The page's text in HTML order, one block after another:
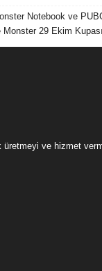
Notebook ve
Monster 29 Ekim
üretmeyi ve hizmet